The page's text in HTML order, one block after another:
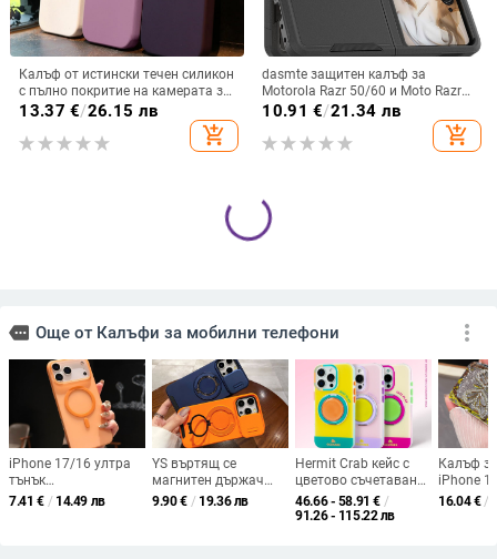
Калъф от истински течен силикон
с пълно покритие на камерата за
iPhone 14 Pro Max, iPhone 13 Pro
и iPhone 12 — удароустойчив
13.37 €/26.15 лв
add_shopping_cart
dasmte защитен калъф за
Motorola Razr 50/60 и Moto Razr
2024 с сгъваем дисплей
10.91 €/21.34 лв
add_shopping_cart
Калъф за Galaxy A56 / A26 / A36
– удароустойчив матов корпус
от PC+TPU с текстура на кожа
9.60 € 18.78 лв
add_shopping_cart
Калъф за телефон за Moto Razr60
и Samsung Galaxy Flip7/6/5/4/3,
сгъваем с пръстен, защита от
изпускане, минималистичен PU
кожен калъф, ръчна изработка
19.66 €/38.45 лв
add_shopping_cart